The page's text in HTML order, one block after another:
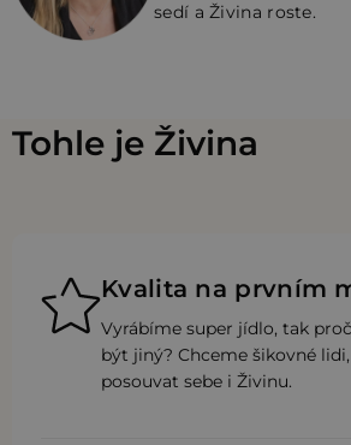
sedí a Živina roste.
Tohle je Živina
Kvalita na prvním
Vyrábíme super jídlo, tak
být jiný? Chceme šikovné
posouvat sebe i Živinu.